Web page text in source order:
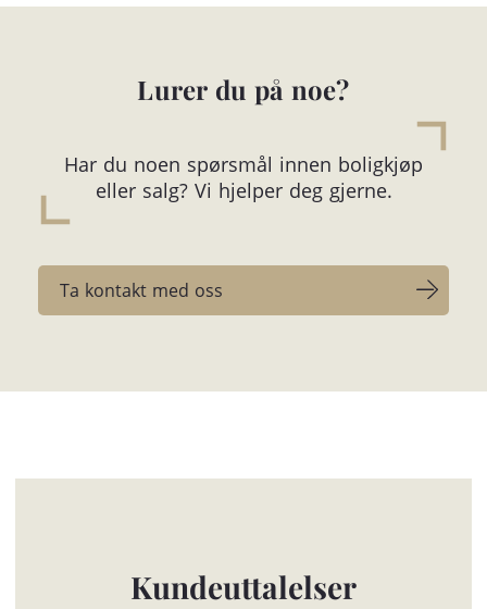
Lurer du på noe?
Har du noen spørsmål innen boligkjøp
eller salg? Vi hjelper deg gjerne.
Ta kontakt med oss
Kundeuttalelser